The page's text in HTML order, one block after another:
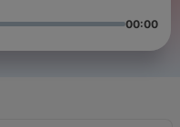
00:00